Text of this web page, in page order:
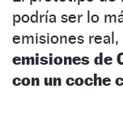
podría ser lo
emisiones
emisiones de
con un coche